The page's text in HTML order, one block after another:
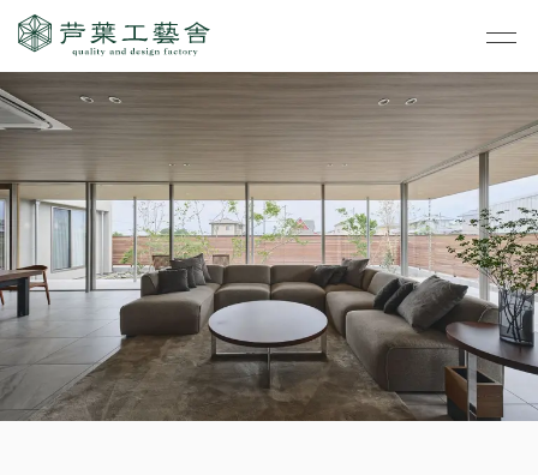
- すべて
- 一般住宅
- 店舗・オフィス
- リノベーション
事業案内
- TOP
- 新築
- 店舗・オフィス
- リノベーション
ご見学
- すべて
- コンセプトハウス6
- コンセプトハウス5
・お知らせ
・イベント
・手しごとのコラム
・お客さまの声